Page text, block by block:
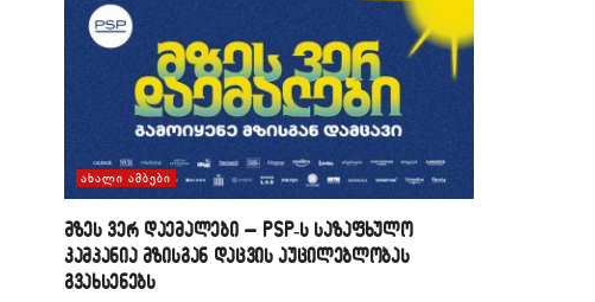
ᲐᲮᲐᲚᲘ ᲐᲛᲑᲔᲑᲘ
მზეს ვერ დაემალები – PSP-ს საზაფხულო
კამპანია მზისგან დაცვის აუცილებლობას
გვახსენებს